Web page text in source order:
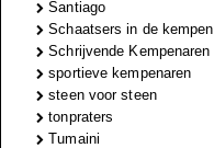
Santiago
Schaatsers in de kempen
Schrijvende Kempenaren
sportieve kempenaren
steen voor steen
tonpraters
Tumaini